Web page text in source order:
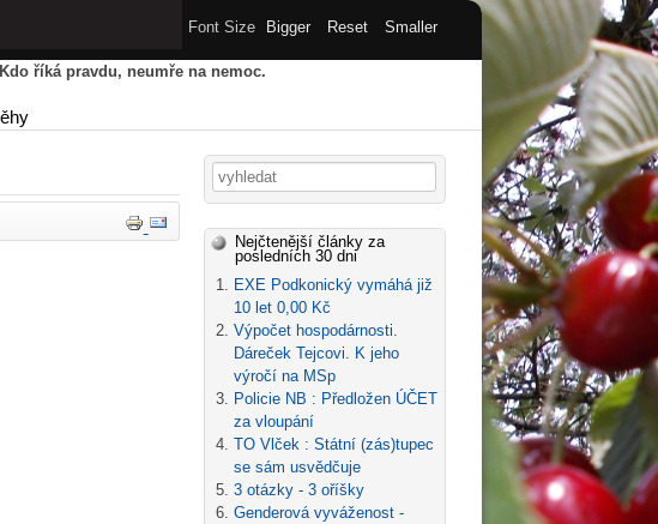
Font Size Bigger Reset Smaller
říká pravdu, neumře na nemoc.
Vyhledávání
Nejčtenější články za
posledních 30 dni
EXE Podkonický vymáhá již
10 let 0,00 Kč
Výpočet hospodárnosti.
Dáreček Tejcovi. K jeho
výročí na MSp
Policie NB : Předložen ÚČET
za vloupání
TO Vlček : Státní (zás)tupec
se sám usvědčuje
3 otázky - 3 oříšky
Genderová vyváženost -